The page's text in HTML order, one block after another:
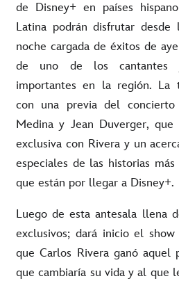
de Disney+ en países
Latina podrán disfrutar
noche cargada de éxitos de
de uno de los cantantes
importantes en la región. La
con una previa del concierto
Medina y Jean Duverger,
exclusiva con Rivera y un
especiales de las historias
que están por llegar a Disney+.
Luego de esta antesala llena
exclusivos; dará inicio el
que Carlos Rivera ganóaquel
que cambiaría su vida y al que